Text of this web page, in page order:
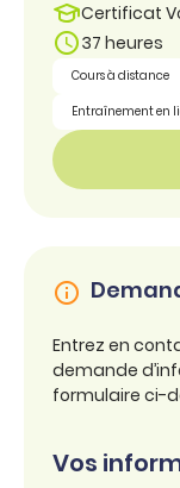
Certificat
37 heures
Cours à distance
Entraînement en
Entrez en
demande
formulaire ci-
Vos